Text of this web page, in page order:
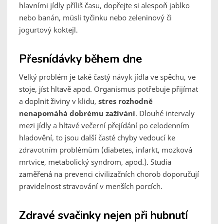
hlavními jídly příliš času, dopřejte si alespoň jablko
nebo banán, müsli tyčinku nebo zeleninový či
jogurtový koktejl.
Přesnídávky během dne
Velký problém je také častý návyk jídla ve spěchu, ve
stoje, jíst hltavě apod. Organismus potřebuje přijímat
a doplnit živiny v klidu, stres rozhodně
nenapomáhá dobrému zažívání. Dlouhé intervaly
mezi jídly a hltavé večerní přejídání po celodenním
hladovění, to jsou další časté chyby vedoucí ke
zdravotním problémům (diabetes, infarkt, mozková
mrtvice, metabolický syndrom, apod.). Studia
zaměřená na prevenci civilizačních chorob doporučují
pravidelnost stravování v menších porcích.
Zdravé svačinky nejen při hubnutí